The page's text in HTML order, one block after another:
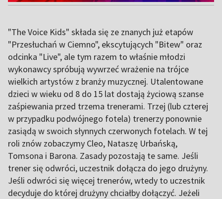
"The Voice Kids" składa się ze znanych już etapów
"Przesłuchań w Ciemno", ekscytujących "Bitew" oraz
odcinka "Live", ale tym razem to właśnie młodzi
wykonawcy spróbują wywrzeć wrażenie na trójce
wielkich artystów z branży muzycznej. Utalentowane
dzieci w wieku od 8 do 15 lat dostają życiową szanse
zaśpiewania przed trzema trenerami. Trzej (lub czterej
w przypadku podwójnego fotela) trenerzy ponownie
zasiądą w swoich słynnych czerwonych fotelach. W tej
roli znów zobaczymy Cleo, Nataszę Urbańską,
Tomsona i Barona. Zasady pozostają te same. Jeśli
trener się odwróci, uczestnik dołącza do jego drużyny.
Jeśli odwróci się więcej trenerów, wtedy to uczestnik
decyduje do której drużyny chciałby dołączyć. Jeżeli